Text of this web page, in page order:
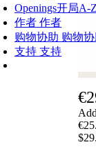
Openings开局A-Z
作者 作者
购物协助 购物
支持 支持